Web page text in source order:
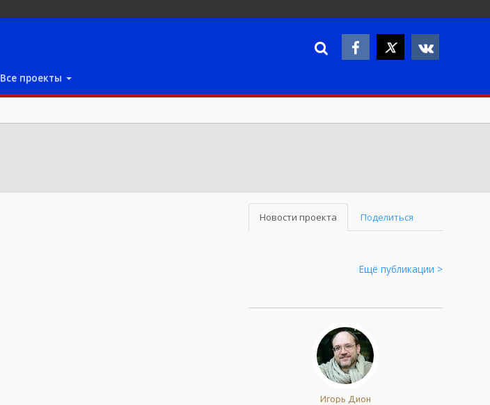
Все проекты
Новости проекта Поделиться
Ещё публикации >
Игорь Дион